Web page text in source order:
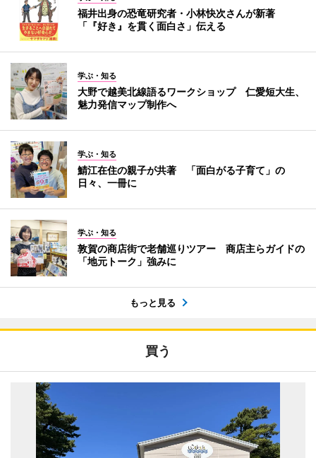
福井出身の恐竜研究者・小林快次さんが新著
「『好き』を貫く面白さ」伝える
学ぶ・知る
大野で越美北線語るワークショップ 仁愛短大生、
魅力発信マップ制作へ
学ぶ・知る
鯖江在住の親子が共著 「面白がる子育て」の
日々、一冊に
学ぶ・知る
敦賀の商店街で老舗巡りツアー 商店主らガイドの
「地元トーク」強みに
もっと見る
買う